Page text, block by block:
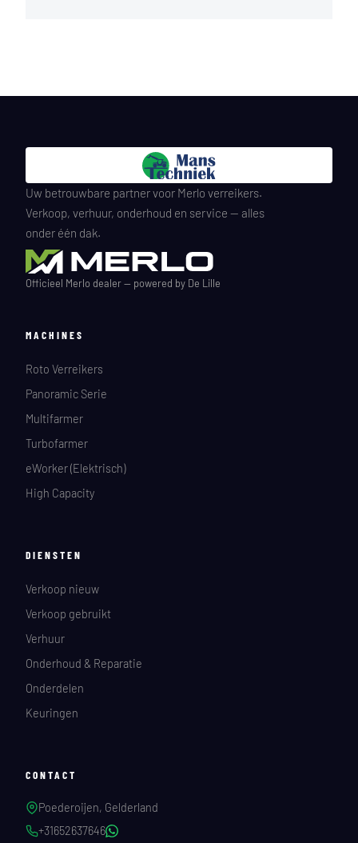
Uw betrouwbare partner voor Merlo verreikers.
Verkoop, verhuur, onderhoud en service — alles
onder één dak.
Officieel Merlo dealer — powered by De Lille
MACHINES
Roto Verreikers
Panoramic Serie
Multifarmer
Turbofarmer
eWorker (Elektrisch)
High Capacity
DIENSTEN
Verkoop nieuw
Verkoop gebruikt
Verhuur
Onderhoud & Reparatie
Onderdelen
Keuringen
CONTACT
Poederoijen, Gelderland
+31652637646